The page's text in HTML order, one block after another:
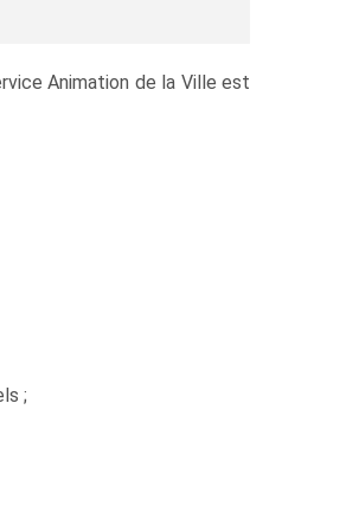
Animation de la Ville est
;